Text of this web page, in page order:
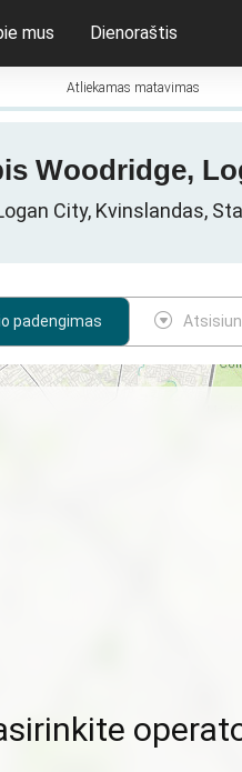
mus Dienoraštis
Atliekamas matavimas
Woodridge,
City, Kvinslandas,
padengimas